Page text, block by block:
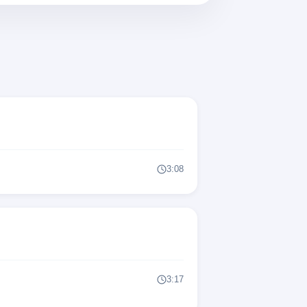
ấy như thế
ấy như thế
3:08
3:17